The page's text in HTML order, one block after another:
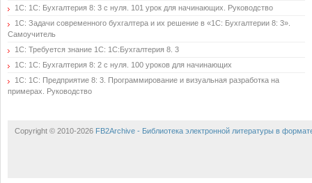
1С: 1С: Бухгалтерия 8: 3 с нуля. 101 урок для начинающих. Руководство
1С: Задачи современного бухгалтера и их решение в «1С: Бухгалтерии 8: 3».
Самоучитель
1С: Требуется знание 1С: 1С:Бухгалтерия 8. 3
1С: 1С: Бухгалтерия 8: 2 с нуля. 100 уроков для начинающих
1С: 1С: Предприятие 8: 3. Программирование и визуальная разработка на
примерах. Руководство
Copyright © 2010-2026 FB2Archive - Библиотека электронной литературы в